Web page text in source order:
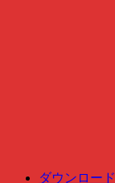
ダウンロード